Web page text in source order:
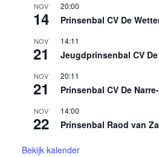
NOV
14
20:00
Prinsenbal CV De
NOV
21
14:11
Jeugdprinsenbal CV
NOV
21
20:11
Prinsenbal CV De
NOV
22
14:00
Prinsenbal Raod van
Bekijk kalender